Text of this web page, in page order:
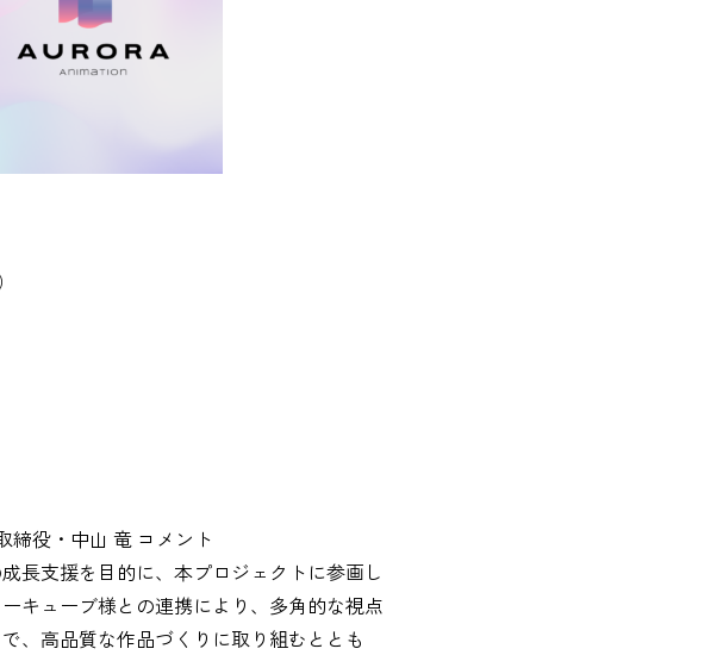
役・中山 竜 コメント
長支援を目的に、本プロジェクトに参画し
キューブ様との連携により、多角的な視点
、高品質な作品づくりに取り組むととも